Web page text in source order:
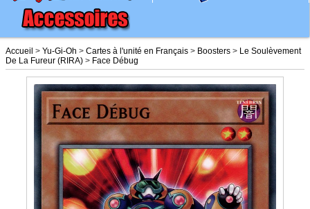
Accueil > Yu-Gi-Oh > Cartes à l'unité en Français > Boosters > Le Soulèvement
De La Fureur (RIRA) > Face Débug